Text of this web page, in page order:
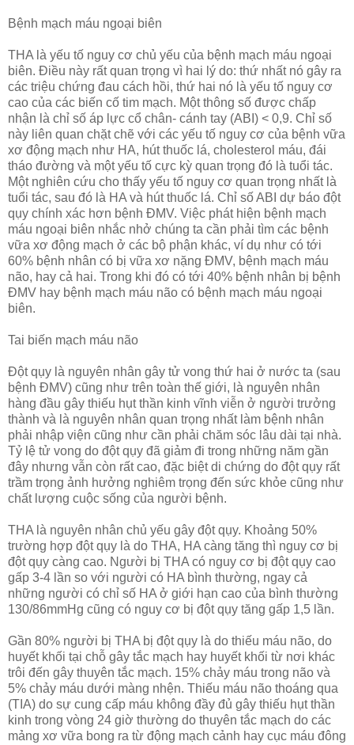
Bệnh mạch máu ngoại biên
THA là yếu tố nguy cơ chủ yếu của bệnh mạch máu ngoại
biên. Điều này rất quan trọng vì hai lý do: thứ nhất nó gây ra
các triệu chứng đau cách hồi, thứ hai nó là yếu tố nguy cơ
cao của các biến cố tim mạch. Một thông số được chấp
nhận là chỉ số áp lực cổ chân- cánh tay (ABI) < 0,9. Chỉ số
này liên quan chặt chẽ với các yếu tố nguy cơ của bệnh vữa
xơ động mạch như HA, hút thuốc lá, cholesterol máu, đái
tháo đường và một yếu tố cực kỳ quan trọng đó là tuổi tác.
Một nghiên cứu cho thấy yếu tố nguy cơ quan trọng nhất là
tuổi tác, sau đó là HA và hút thuốc lá. Chỉ số ABI dự báo đột
qụy chính xác hơn bệnh ĐMV. Việc phát hiện bệnh mạch
máu ngoại biên nhắc nhở chúng ta cần phải tìm các bệnh
vữa xơ động mạch ở các bộ phận khác, ví dụ như có tới
60% bệnh nhân có bị vữa xơ nặng ĐMV, bệnh mạch máu
não, hay cả hai. Trong khi đó có tới 40% bệnh nhân bị bệnh
ĐMV hay bệnh mạch máu não có bệnh mạch máu ngoại
biên.
Tai biến mạch máu não
Đột qụy là nguyên nhân gây tử vong thứ hai ở nước ta (sau
bệnh ĐMV) cũng như trên toàn thế giới, là nguyên nhân
hàng đầu gây thiếu hụt thần kinh vĩnh viễn ở người trưởng
thành và là nguyên nhân quan trọng nhất làm bệnh nhân
phải nhập viện cũng như cần phải chăm sóc lâu dài tại nhà.
Tỷ lệ tử vong do đột qụy đã giảm đi trong những năm gần
đây nhưng vẫn còn rất cao, đặc biệt di chứng do đột qụy rất
trầm trọng ảnh hưởng nghiêm trọng đến sức khỏe cũng như
chất lượng cuộc sống của người bệnh.
THA là nguyên nhân chủ yếu gây đột qụy. Khoảng 50%
trường hợp đột qụy là do THA, HA càng tăng thì nguy cơ bị
đột qụy càng cao. Người bị THA có nguy cơ bị đột qụy cao
gấp 3-4 lần so với người có HA bình thường, ngay cả
những người có chỉ số HA ở giới hạn cao của bình thường
130/86mmHg cũng có nguy cơ bị đột qụy tăng gấp 1,5 lần.
Gần 80% người bị THA bị đột qụy là do thiếu máu não, do
huyết khối tại chỗ gây tắc mạch hay huyết khối từ nơi khác
trôi đến gây thuyên tắc mạch. 15% chảy máu trong não và
5% chảy máu dưới màng nhện. Thiếu máu não thoáng qua
(TIA) do sự cung cấp máu không đầy đủ gây thiếu hụt thần
kinh trong vòng 24 giờ thường do thuyên tắc mạch do các
mảng xơ vữa bong ra từ động mạch cảnh hay cục máu đông